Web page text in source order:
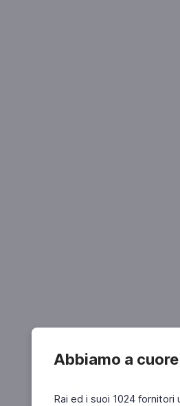
Abbiamo a
Rai ed i suoi 1024